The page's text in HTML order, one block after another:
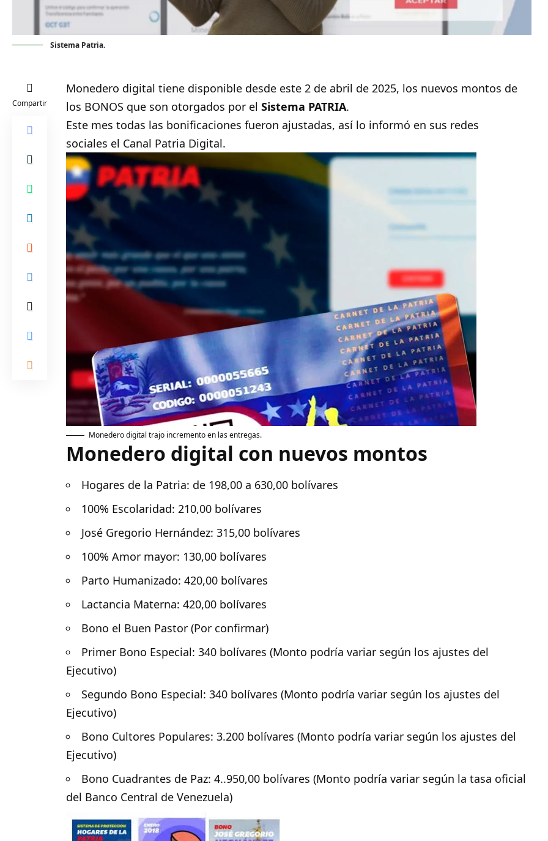
Sistema Patria.
Compartir
Monedero digital tiene disponible desde este 2 de abril de 2025, los nuevos montos de
los BONOS que son otorgados por el Sistema PATRIA.
Este mes todas las bonificaciones fueron ajustadas, así lo informó en sus redes
sociales el Canal Patria Digital.
Monedero digital trajo incremento en las entregas.
Monedero digital con nuevos montos
Hogares de la Patria: de 198,00 a 630,00 bolívares
100% Escolaridad: 210,00 bolívares
José Gregorio Hernández: 315,00 bolívares
100% Amor mayor: 130,00 bolívares
Parto Humanizado: 420,00 bolívares
Lactancia Materna: 420,00 bolívares
Bono el Buen Pastor (Por confirmar)
Primer Bono Especial: 340 bolívares (Monto podría variar según los ajustes del
Ejecutivo)
Segundo Bono Especial: 340 bolívares (Monto podría variar según los ajustes del
Ejecutivo)
Bono Cultores Populares: 3.200 bolívares (Monto podría variar según los ajustes del
Ejecutivo)
Bono Cuadrantes de Paz: 4..950,00 bolívares (Monto podría variar según la tasa oficial
del Banco Central de Venezuela)